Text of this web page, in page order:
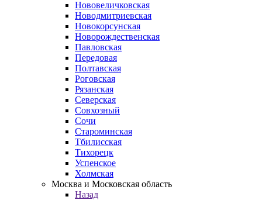
Нововеличковская
Новодмитриевская
Новокорсунская
Новорождественская
Павловская
Передовая
Полтавская
Роговская
Рязанская
Северская
Совхозный
Сочи
Староминская
Тбилисская
Тихорецк
Успенское
Холмская
Москва и Московская область
Назад